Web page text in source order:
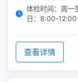
体检时间：周一
日：8:00-12:00
查看详情